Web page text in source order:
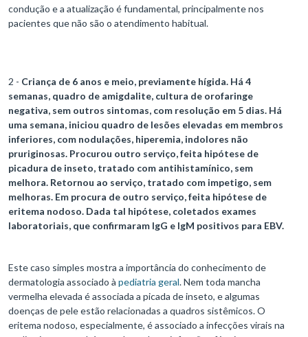
condução e a atualização é fundamental, principalmente nos
pacientes que não são o atendimento habitual.
2 - Criança de 6 anos e meio, previamente hígida. Há 4
semanas, quadro de amigdalite, cultura de orofaringe
negativa, sem outros sintomas, com resolução em 5 dias. Há
uma semana, iniciou quadro de lesões elevadas em membros
inferiores, com nodulações, hiperemia, indolores não
pruriginosas. Procurou outro serviço, feita hipótese de
picadura de inseto, tratado com antihistamínico, sem
melhora. Retornou ao serviço, tratado com impetigo, sem
melhoras. Em procura de outro serviço, feita hipótese de
eritema nodoso. Dada tal hipótese, coletados exames
laboratoriais, que confirmaram IgG e IgM positivos para EBV.
Este caso simples mostra a importância do conhecimento de
dermatologia associado à pediatria geral. Nem toda mancha
vermelha elevada é associada a picada de inseto, e algumas
doenças de pele estão relacionadas a quadros sistêmicos. O
eritema nodoso, especialmente, é associado a infecções virais na